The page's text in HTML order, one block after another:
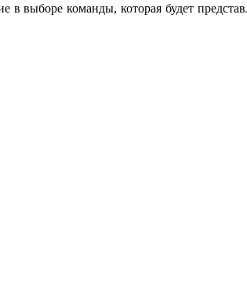
в выборе команды, которая будет